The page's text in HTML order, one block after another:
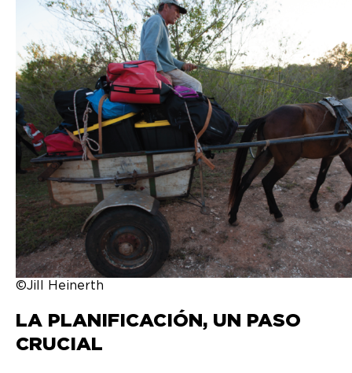
©Jill Heinerth
LA PLANIFICACIÓN, UN PASO
CRUCIAL